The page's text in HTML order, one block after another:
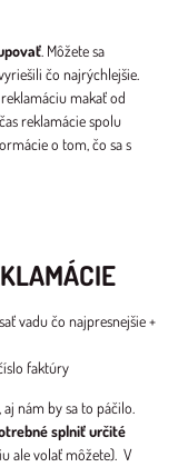
. Môžete sa
čo najrýchlejšie.
makať od
reklamácie spolu
o tom, čo sa s
vadu čo najpresnejšie +
faktúry
nám by sa to páčilo.
splniť určité
ale volať môžete). V